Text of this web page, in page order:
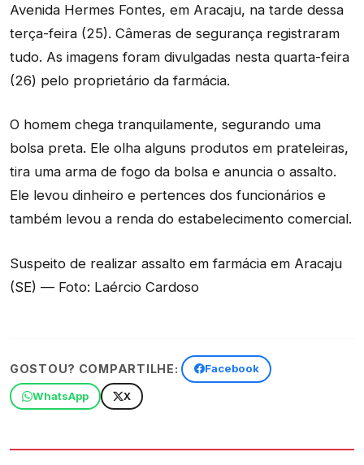
Avenida Hermes Fontes, em Aracaju, na tarde dessa
terça-feira (25). Câmeras de segurança registraram
tudo. As imagens foram divulgadas nesta quarta-feira
(26) pelo proprietário da farmácia.
O homem chega tranquilamente, segurando uma
bolsa preta. Ele olha alguns produtos em prateleiras,
tira uma arma de fogo da bolsa e anuncia o assalto.
Ele levou dinheiro e pertences dos funcionários e
também levou a renda do estabelecimento comercial.
Suspeito de realizar assalto em farmácia em Aracaju
(SE) — Foto: Laércio Cardoso
GOSTOU? COMPARTILHE: Facebook
WhatsApp X